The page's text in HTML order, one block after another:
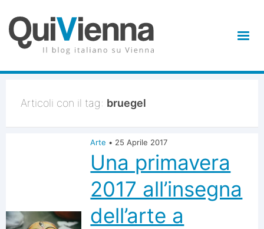
Articoli con il tag: bruegel
Arte • 25 Aprile 2017
Una primavera
2017 all’insegna
dell’arte a